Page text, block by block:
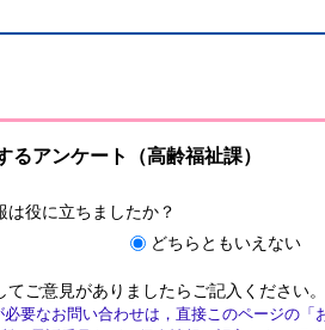
るアンケート（高齢福祉課）
は役に立ちましたか？
どちらともいえない
てご意見がありましたらご記入ください。
必要なお問い合わせは，直接このページの